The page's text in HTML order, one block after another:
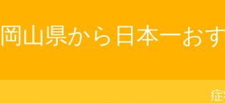
岡山県から日本一お